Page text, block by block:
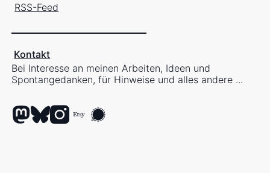
RSS-Feed
Kontakt
Bei Interesse an meinen Arbeiten, Ideen und
Spontangedanken, für Hinweise und alles andere ...